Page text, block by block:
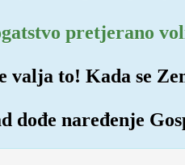
pretjerano
valja to! Kada se
dođe naređenje